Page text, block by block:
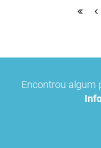
paracetamol codeina
contraceção de
Encontrou algum